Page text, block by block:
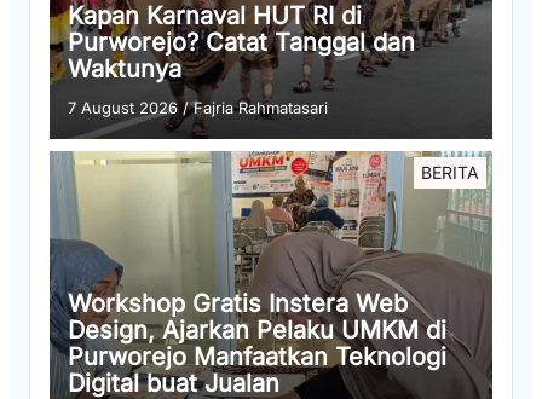
Kapan Karnaval HUT RI di
Purworejo? Catat Tanggal dan
Waktunya
7 August 2026 /Fajria Rahmatasari
BERITA
Workshop Gratis Instera Web
Design, Ajarkan Pelaku UMKM di
Purworejo Manfaatkan Teknologi
Digital buat Jualan